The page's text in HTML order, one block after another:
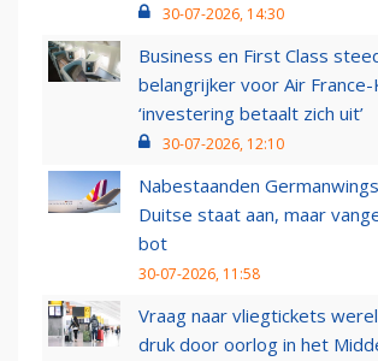
30-07-2026, 14:30
Business en First Class
belangrijker voor Air France-
‘investering betaalt zich uit’
30-07-2026, 12:10
Nabestaanden
Duitse staat aan, maar
bot
30-07-2026, 11:58
Vraag naar vliegtickets
druk door oorlog in het